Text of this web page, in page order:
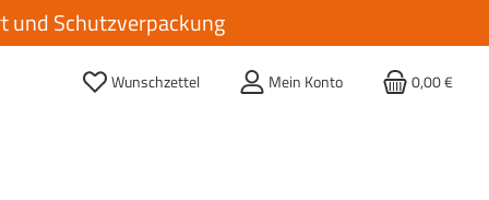
und Schutzverpackung
Wunschzettel Mein Konto 0,00 €